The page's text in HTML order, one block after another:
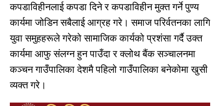
कपडाविहीनलाई कपडा दिने र कपडाविहीन मुक्त गर्ने पुण्य
कार्यमा जोडिन सबैलाई आग्रह गरे। समाज परिर्वतनका लागि
युवा समुहहरूले गरेको सामाजिक कार्यको प्रशंसा गर्दै उक्त
कार्यमा आफु संलग्न हुन पाउँदा र क्लोथ बैंक सञ्चालनमा
कञ्चन गाउँपालिका देशमै पहिलो गाउँपालिका बनेकोमा खुसी
व्यक्त गरे।